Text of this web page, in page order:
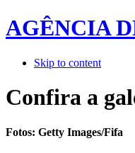
AGÊNCIA
Skip to content
Confira a
Fotos: Getty Images/Fifa